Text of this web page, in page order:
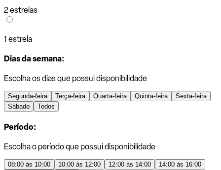
2 estrelas
1 estrela
Dias da semana:
Escolha os dias que possui disponibilidade
Segunda-feira Terça-feira Quarta-feira Quinta-feira
Sexta-feira
Sábado
Todos
Período:
Escolha o período que possui disponibilidade
08:00 às 10:00 10:00 às 12:00 12:00 às 14:00
14:00 às 16:00